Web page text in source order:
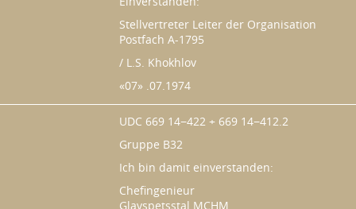
Stellvertreter Leiter der Organisation
Postfach A-1795
/ L.S. Khokhlov
«07» .07.1974
UDC 669 14−422 + 669 14−412.2
Gruppe B32
Ich bin damit einverstanden:
Chefingenieur
Glavspetsstal MCHM